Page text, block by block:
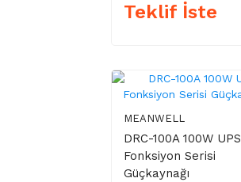
Teklif İste
MEANWELL
DRC-100A 100W UPS
Fonksiyon Serisi
Güçkaynağı